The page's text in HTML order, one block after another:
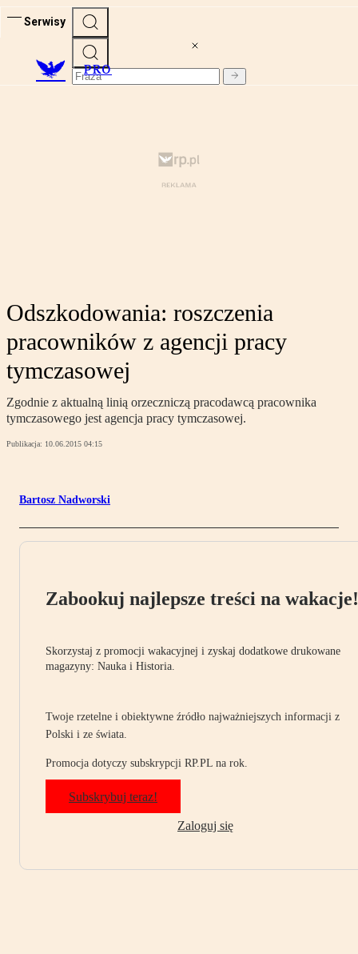
Serwisy
PRO
Odszkodowania: roszczenia
pracowników z agencji pracy
tymczasowej
Zgodnie z aktualną linią orzeczniczą pracodawcą pracownika
tymczasowego jest agencja pracy tymczasowej.
Publikacja: 10.06.2015 04:15
Bartosz Nadworski
Zabookuj najlepsze treści na wakacje!
Skorzystaj z promocji wakacyjnej i zyskaj dodatkowe drukowane
magazyny: Nauka i Historia.
Twoje rzetelne i obiektywne źródło najważniejszych informacji z
Polski i ze świata.
Promocja dotyczy subskrypcji RP.PL na rok.
Subskrybuj teraz!
Zaloguj się